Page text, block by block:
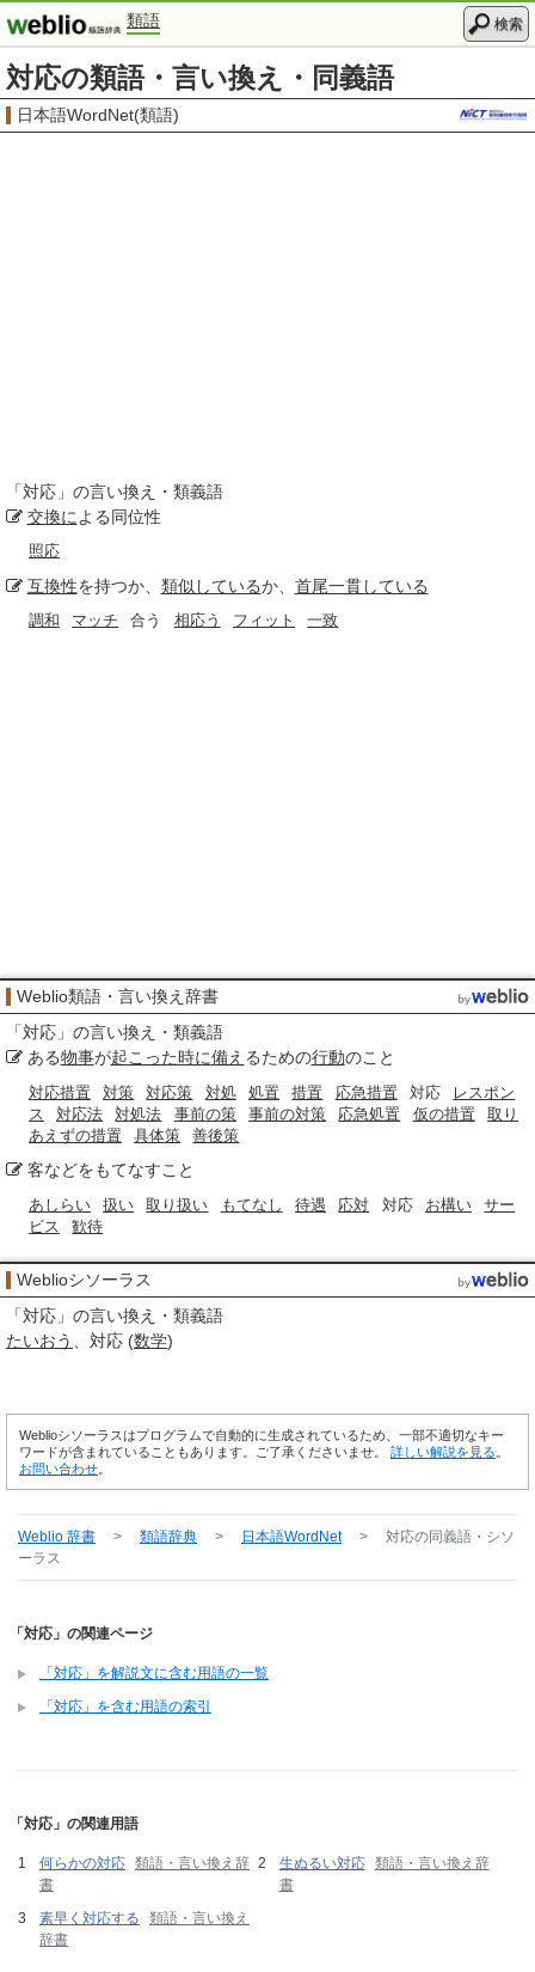
類語 検索
対応の類語・言い換え・同義語
日本語WordNet(類語)
「対応 」の言い換え・類義語
交換に よる同位性
照応
互換性を持つか、 類似しているか、 首尾一貫している
調和 マッチ 合う 相応う フィット 一致
Weblio類語・言い換え辞書
「対応 」の言い換え・類義語
ある物事が起こった時に備え るための行動のこと
対応措置 対策 対応策 対処 処置 措置 応急措置 対応
レスポン
ス
対応法 対処法 事前の策 事前の対策 応急処置 仮の措置
取り
あえずの措置
具体策 善後策
客などをもてなすこと
あしらい 扱い 取り扱い もてなし 待遇 応対 対応 お構い
サー
ビス
歓待
Weblioシソーラス
「対応 」の言い換え・類義語
たいおう
対応 (数学)
Weblioシソーラスはプログラムで自動的に生成されているため、一部不適切なキー
ワードが含まれていることもあります。ご了承くださいませ。 詳しい解説を見る
お問い合わせ
Weblio 辞書 > 類語辞典 > 日本語WordNet > 対応の同義語・シソ
ーラス
「対応」の関連ページ
「対応」を解説文に含む用語の一覧
「対応」を含む用語の索引
「対応」の関連用語
何らかの対応 類語・言い換え辞
書
生ぬるい対応 類語・言い換え辞
書
素早く対応する
類語・言い換え
辞書